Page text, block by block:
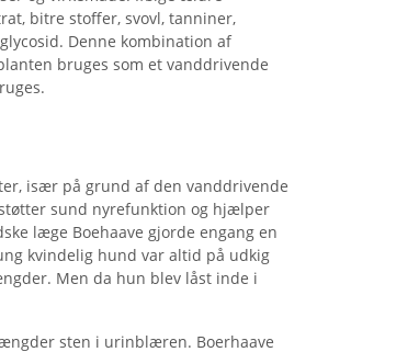
bitre stoffer, svovl, tanniner,
Denne kombination af
bruges som et vanddrivende
især på grund af den vanddrivende
sund nyrefunktion og hjælper
læge Boehaave gjorde engang en
kvindelig hund var altid på udkig
Men da hun blev låst inde i
sten i urinblæren. Boerhaave